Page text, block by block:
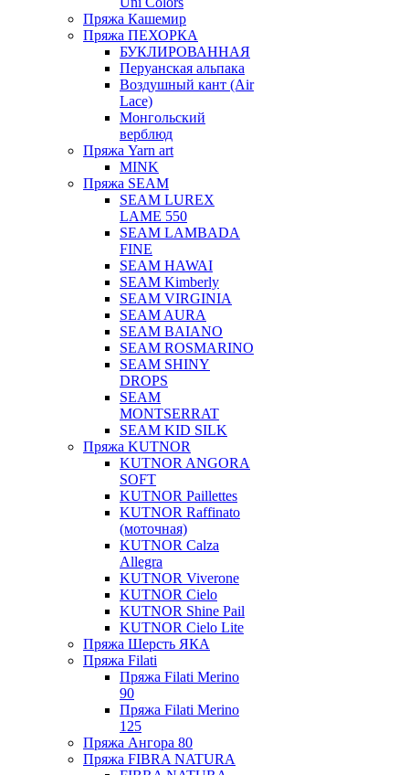
Пряжа Кашемир
Пряжа ПЕХОРКА
БУКЛИРОВАННАЯ
Перуанская альпака
Воздушный кант (Air
Lace)
Монгольский
верблюд
Пряжа Yarn art
MINK
Пряжа SEAM
SEAM LUREX
LAME 550
SEAM LAMBADA
FINE
SEAM HAWAI
SEAM Kimberly
SEAM VIRGINIA
SEAM AURA
SEAM BAIANO
SEAM ROSMARINO
SEAM SHINY
DROPS
SEAM
MONTSERRAT
SEAM KID SILK
Пряжа KUTNOR
KUTNOR ANGORA
SOFT
KUTNOR Paillettes
KUTNOR Raffinato
(моточная)
KUTNOR Calza
Allegra
KUTNOR Viverone
KUTNOR Cielo
KUTNOR Shine Pail
KUTNOR Cielo Lite
Пряжа Шерсть ЯКА
Пряжа Filati
Пряжа Filati Merino
90
Пряжа Filati Merino
125
Пряжа Ангора 80
Пряжа FIBRA NATURA